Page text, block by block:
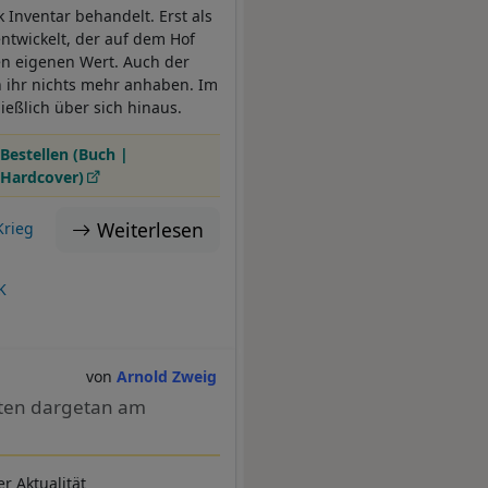
Inventar behandelt. Erst als
der auf dem Hof
eigenen Wert. Auch der
ihr nichts mehr anhaben. Im
über sich hinaus.
Bestellen (Buch |
Hardcover)
Weiterlesen
Arnold Zweig
dargetan am
Aktualität